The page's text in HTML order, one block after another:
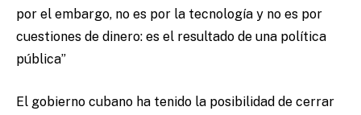
por el embargo, no es por la tecnología y no es por
cuestiones de dinero: es el resultado de una política
pública”
El gobierno cubano ha tenido la posibilidad de cerrar